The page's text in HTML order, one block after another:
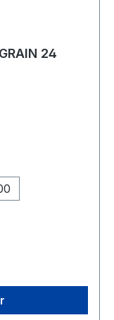
24